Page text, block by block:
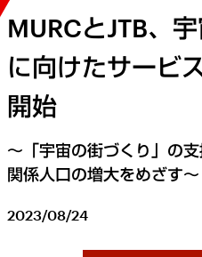
MURCとJTB、
に向けたサービ
開始
～「宇宙の街づくり」の
関係人口の増大をめざす～
2023/08/24